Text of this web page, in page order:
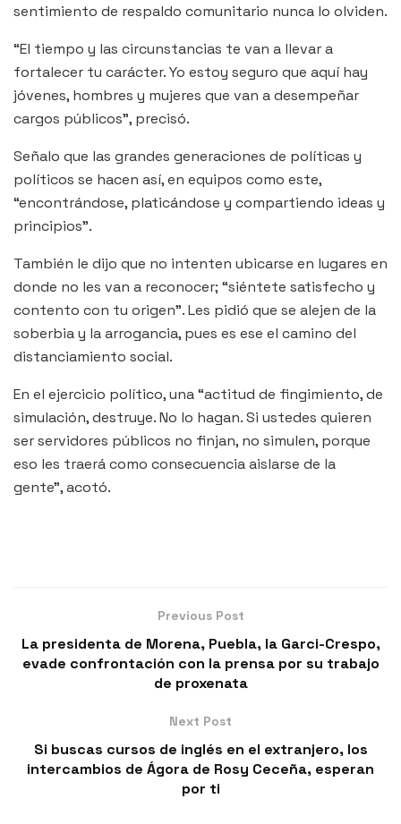
sentimiento de respaldo comunitario nunca lo olviden.
“El tiempo y las circunstancias te van a llevar a
fortalecer tu carácter. Yo estoy seguro que aquí hay
jóvenes, hombres y mujeres que van a desempeñar
cargos públicos”, precisó.
Señalo que las grandes generaciones de políticas y
políticos se hacen así, en equipos como este,
“encontrándose, platicándose y compartiendo ideas y
principios”.
También le dijo que no intenten ubicarse en lugares en
donde no les van a reconocer; “siéntete satisfecho y
contento con tu origen”. Les pidió que se alejen de la
soberbia y la arrogancia, pues es ese el camino del
distanciamiento social.
En el ejercicio político, una “actitud de fingimiento, de
simulación, destruye. No lo hagan. Si ustedes quieren
ser servidores públicos no finjan, no simulen, porque
eso les traerá como consecuencia aislarse de la
gente”, acotó.
Previous Post
La presidenta de Morena, Puebla, la Garci-Crespo,
evade confrontación con la prensa por su trabajo
de proxenata
Next Post
Si buscas cursos de inglés en el extranjero, los
intercambios de Ágora de Rosy Ceceña, esperan
por ti